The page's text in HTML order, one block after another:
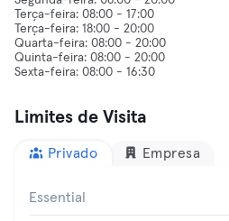
Terça-feira: 08:00 - 17:00
Terça-feira: 18:00 - 20:00
Quarta-feira: 08:00 - 20:00
Quinta-feira: 08:00 - 20:00
Limites de Visita
Privado Empresa
Essential